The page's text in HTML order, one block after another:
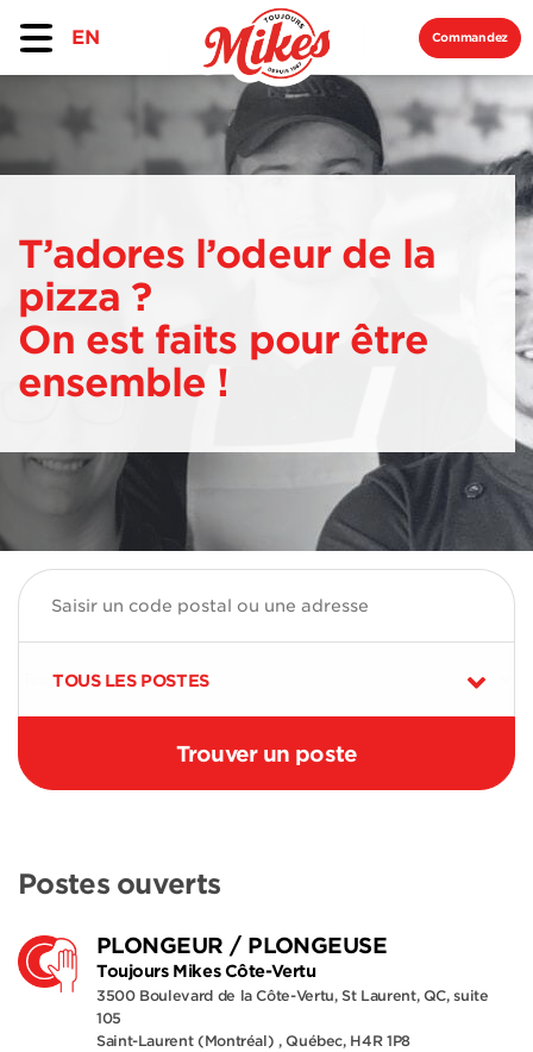
EN Commandez
T’adores l’odeur de la
pizza ?
On est faits pour être
ensemble !
TOUS LES POSTES
Postes ouverts
PLONGEUR / PLONGEUSE
Toujours Mikes Côte-Vertu
3500 Boulevard de la Côte-Vertu, St Laurent, QC, suite
105
Saint-Laurent (Montréal) , Québec, H4R 1P8